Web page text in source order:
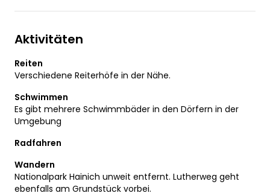
Aktivitäten
Reiten
Verschiedene Reiterhöfe in der Nähe.
Schwimmen
Es gibt mehrere Schwimmbäder in den Dörfern in der
Umgebung
Radfahren
Wandern
Nationalpark Hainich unweit entfernt. Lutherweg geht
ebenfalls am Grundstück vorbei.